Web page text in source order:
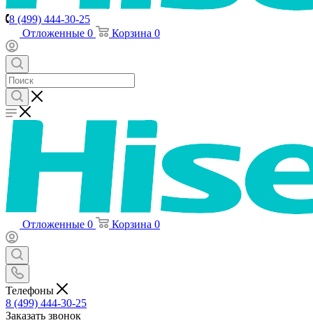
8 (499) 444-30-25
Отложенные 0 Корзина 0
Отложенные 0 Корзина 0
Телефоны
8 (499) 444-30-25
Заказать звонок